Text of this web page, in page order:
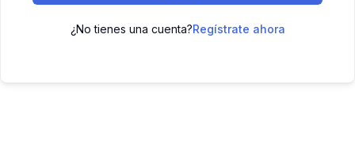
¿No tienes una cuenta?Regístrate ahora